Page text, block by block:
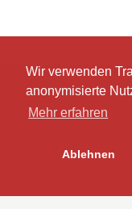
Wir verwenden
anonymisierte
Mehr erfahren
Ablehnen